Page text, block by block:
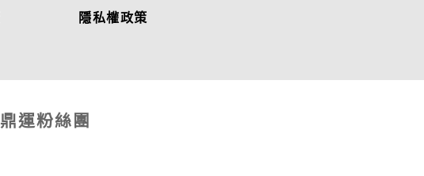
隱私權政策
鼎運粉絲團